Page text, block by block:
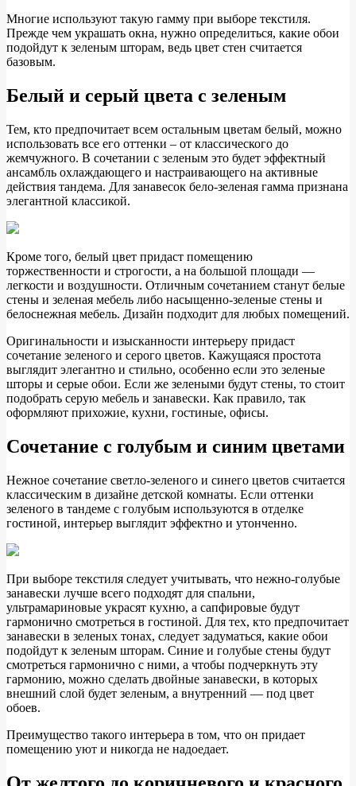
Многие используют такую гамму при выборе текстиля.
Прежде чем украшать окна, нужно определиться, какие обои
подойдут к зеленым шторам, ведь цвет стен считается
базовым.
Белый и серый цвета с зеленым
Тем, кто предпочитает всем остальным цветам белый, можно
использовать все его оттенки – от классического до
жемчужного. В сочетании с зеленым это будет эффектный
ансамбль охлаждающего и настраивающего на активные
действия тандема. Для занавесок бело-зеленая гамма признана
элегантной классикой.
Кроме того, белый цвет придаст помещению
торжественности и строгости, а на большой площади —
легкости и воздушности. Отличным сочетанием станут белые
стены и зеленая мебель либо насыщенно-зеленые стены и
белоснежная мебель. Дизайн подходит для любых помещений.
Оригинальности и изысканности интерьеру придаст
сочетание зеленого и серого цветов. Кажущаяся простота
выглядит элегантно и стильно, особенно если это зеленые
шторы и серые обои. Если же зелеными будут стены, то стоит
подобрать серую мебель и занавески. Как правило, так
оформляют прихожие, кухни, гостиные, офисы.
Сочетание с голубым и синим цветами
Нежное сочетание светло-зеленого и синего цветов считается
классическим в дизайне детской комнаты. Если оттенки
зеленого в тандеме с голубым используются в отделке
гостиной, интерьер выглядит эффектно и утонченно.
При выборе текстиля следует учитывать, что нежно-голубые
занавески лучше всего подходят для спальни,
ультрамариновые украсят кухню, а сапфировые будут
гармонично смотреться в гостиной. Для тех, кто предпочитает
занавески в зеленых тонах, следует задуматься, какие обои
подойдут к зеленым шторам. Синие и голубые стены будут
смотреться гармонично с ними, а чтобы подчеркнуть эту
гармонию, можно сделать двойные занавески, в которых
внешний слой будет зеленым, а внутренний — под цвет
обоев.
Преимущество такого интерьера в том, что он придает
помещению уют и никогда не надоедает.